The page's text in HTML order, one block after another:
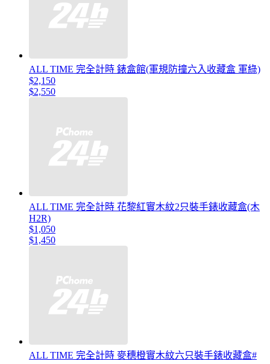
ALL TIME 完全計時 錶盒館(軍規防撞六入收藏盒 軍綠)
$2,150
$2,550
ALL TIME 完全計時 花黎紅實木紋2只裝手錶收藏盒(木
H2R)
$1,050
$1,450
ALL TIME 完全計時 麥穗橙實木紋六只裝手錶收藏盒#